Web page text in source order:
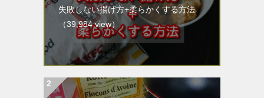
失敗しない揚げ方+柔らかくする方法
（39,984 view）